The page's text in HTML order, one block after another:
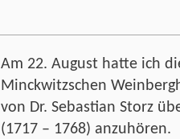
Am 22. August hatte ich
Minckwitzschen
von Dr. Sebastian Storz
(1717 – 1768) anzuhören.